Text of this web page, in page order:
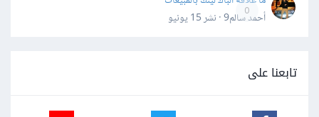
0
أحمد سالم9 · نشر
15 يونيو
تابعنا على